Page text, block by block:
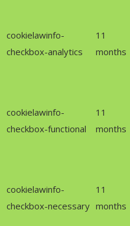
cookielawinfo-
checkbox-analytics
11
months
cookielawinfo-
checkbox-functional
11
months
cookielawinfo-
checkbox-necessary
11
months